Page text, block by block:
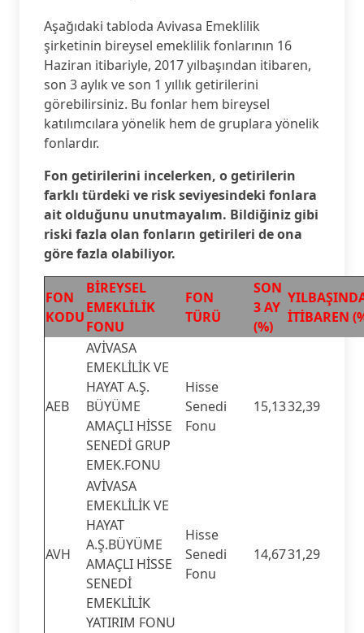
Aşağıdaki tabloda Avivasa Emeklilik
şirketinin bireysel emeklilik fonlarının 16
Haziran itibariyle, 2017 yılbaşından itibaren,
son 3 aylık ve son 1 yıllık getirilerini
görebilirsiniz. Bu fonlar hem bireysel
katılımcılara yönelik hem de gruplara yönelik
fonlardır.
Fon getirilerini incelerken, o getirilerin
farklı türdeki ve risk seviyesindeki fonlara
ait olduğunu unutmayalım. Bildiğiniz gibi
riski fazla olan fonların getirileri de ona
göre fazla olabiliyor.
FON
KODU
BİREYSEL
EMEKLİLİK
FONU
FON
TÜRÜ
SON
3 AY
(%)
İTİBAREN
AEB
AVİVASA
EMEKLİLİK VE
HAYAT A.Ş.
BÜYÜME
AMAÇLI HİSSE
SENEDİ GRUP
EMEK.FONU
Hisse
Senedi
Fonu
15,1332,39
AVH
AVİVASA
EMEKLİLİK VE
HAYAT
A.Ş.BÜYÜME
AMAÇLI HİSSE
SENEDİ
EMEKLİLİK
YATIRIM FONU
Hisse
Senedi
Fonu
14,6731,29